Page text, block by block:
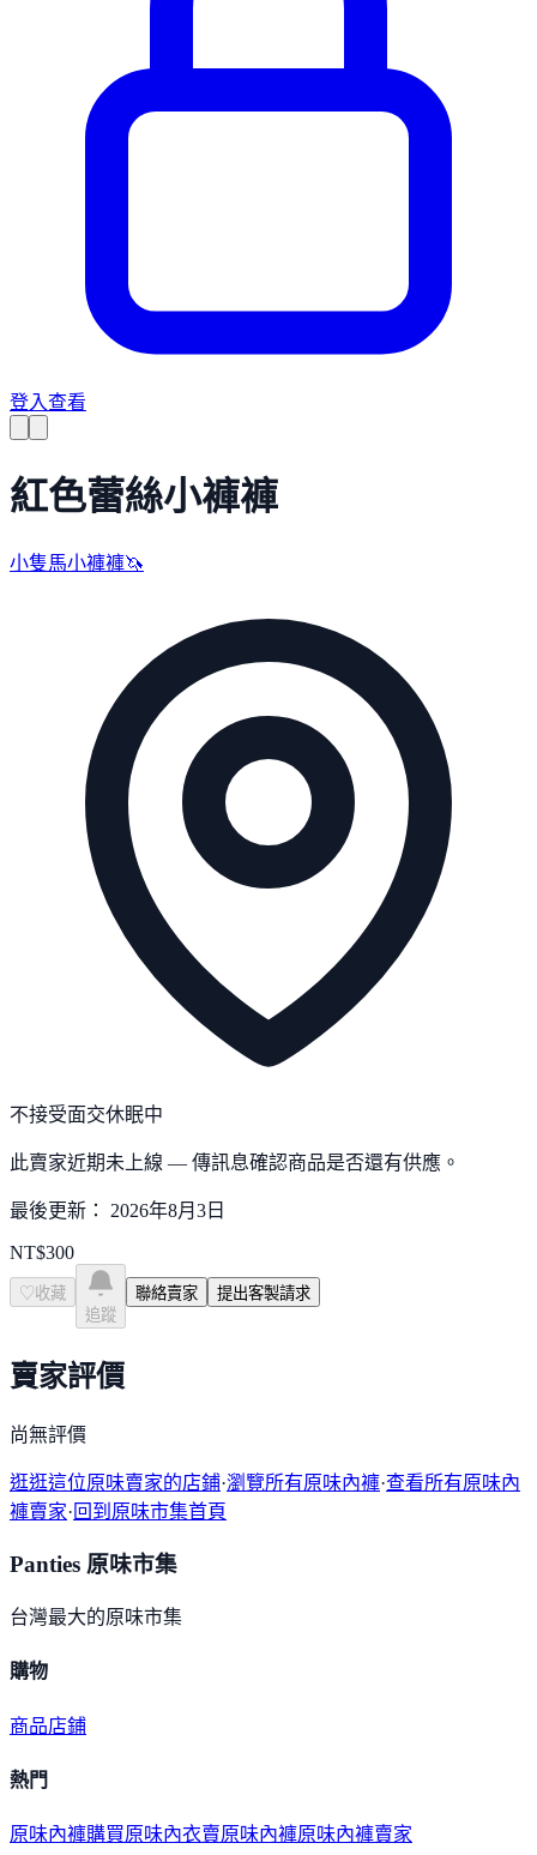
登入查看
紅色蕾絲小褲褲
小隻馬小褲褲🦄
不接受面交休眠中
此賣家近期未上線 — 傳訊息確認商品是否還有供應。
最後更新： 2026年8月3日
NT$300
♡ 收藏
追蹤
聯絡賣家 提出客製請求
賣家評價
尚無評價
逛逛這位原味賣家的店鋪·瀏覽所有原味內褲·查看所有原味內
褲賣家·回到原味市集首頁
Panties 原味市集
台灣最大的原味市集
購物
商品店鋪
熱門
原味內褲購買原味內衣賣原味內褲原味內褲賣家